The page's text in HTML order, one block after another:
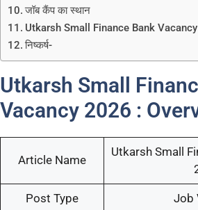
जॉब कैंप का स्थान
Utkarsh Small Finance Bank
निष्कर्ष-
Utkarsh Small
Vacancy 2026 :
Article Name
Utkarsh Small
Post Type Job